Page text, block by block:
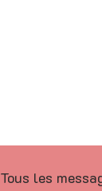
Tous les